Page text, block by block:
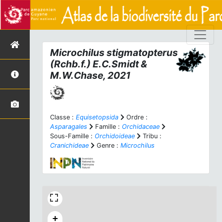
Microchilus stigmatopterus
(Rchb.f.) E.C.Smidt &
M.W.Chase, 2021
Classe : Equisetopsida
Ordre :
Asparagales
Famille : Orchidaceae
Sous-Famille : Orchidoideae
Tribu :
Cranichideae
Genre : Microchilus
+